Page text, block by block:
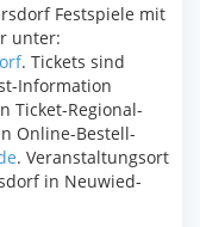
Festspiele mit
unter:
. Tickets sind
Information
Ticket-Regional-
Online-Bestell-
. Veranstaltungsort
in Neuwied-